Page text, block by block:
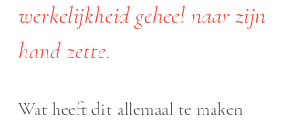
werkelijkheid geheel naar zijn
hand zette.
Wat heeft dit allemaal te maken